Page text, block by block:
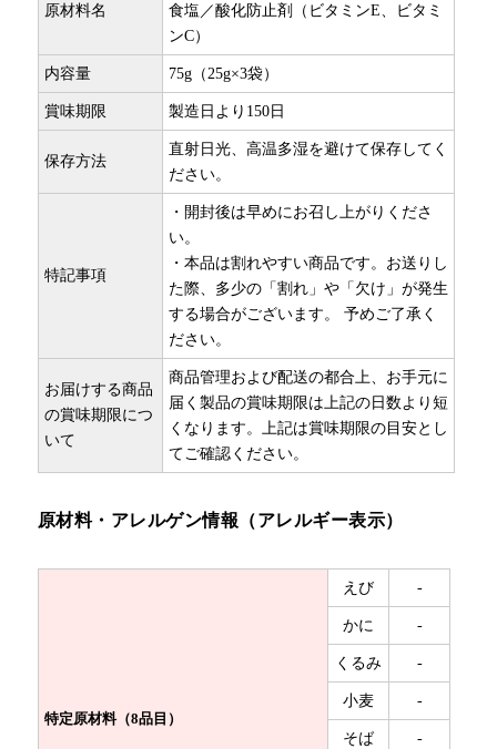
原材料名
食塩／酸化防止剤（ビタミンE、ビタミ
ンC）
内容量 75g（25g×3袋）
賞味期限 製造日より150日
保存方法
直射日光、高温多湿を避けて保存してく
ださい。
特記事項
・開封後は早めにお召し上がりくださ
い。
・本品は割れやすい商品です。お送りし
た際、多少の「割れ」や「欠け」が発生
する場合がございます。 予めご了承く
ださい。
お届けする商品
の賞味期限につ
いて
商品管理および配送の都合上、お手元に
届く製品の賞味期限は上記の日数より短
くなります。上記は賞味期限の目安とし
てご確認ください。
原材料・アレルゲン情報（アレルギー表示）
特定原材料（8品目）
えび -
かに -
くるみ -
小麦 -
そば -